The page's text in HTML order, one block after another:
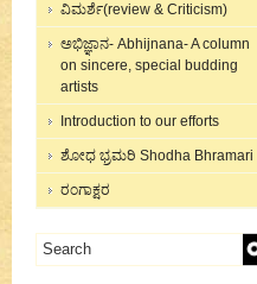
ವಿಮರ್ಶೆ(review & Criticism)
ಅಭಿಜ್ಞಾನ- Abhijnana- A column
on sincere, special budding
artists
Introduction to our efforts
ಶೋಧ ಭ್ರಮರಿ Shodha Bhramari
ರಂಗಾಕ್ಷರ